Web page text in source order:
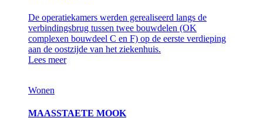
De operatiekamers werden gerealiseerd langs de
verbindingsbrug tussen twee bouwdelen (OK
complexen bouwdeel C en F) op de eerste verdieping
aan de oostzijde van het ziekenhuis.
Lees meer
Wonen
MAASSTAETE MOOK